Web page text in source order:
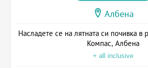
Албена
Насладете се на лятната си почивка в
Компас, Албена
+ all inclusive